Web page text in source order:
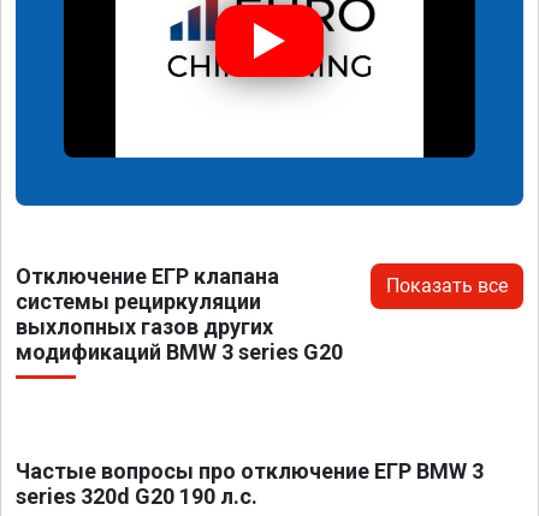
Отключение ЕГР клапана
системы рециркуляции
выхлопных газов других
модификаций BMW 3 series G20
Показать все
Частые вопросы про отключение ЕГР BMW 3
series 320d G20 190 л.с.